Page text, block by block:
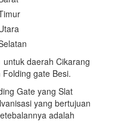
daerah Cikarang
gate Besi.
Gate yang Slat
yang bertujuan
adalah